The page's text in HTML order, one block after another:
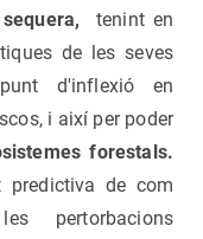
tenint en
de les seves
d'inflexió en
i així per poder
forestals.
predictiva de com
pertorbacions